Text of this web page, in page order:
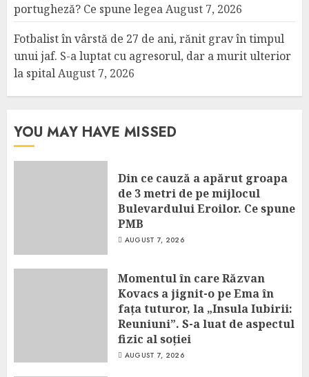
portugheză? Ce spune legeaAugust 7, 2026
Fotbalist în vârstă de 27 de ani, rănit grav în timpul
unui jaf. S-a luptat cu agresorul, dar a murit ulterior
la spitalAugust 7, 2026
YOU MAY HAVE MISSED
Din ce cauză a apărut groapa
de 3 metri de pe mijlocul
Bulevardului Eroilor. Ce spune
PMB
AUGUST 7, 2026
Momentul în care Răzvan
Kovacs a jignit-o pe Ema în
fața tuturor, la „Insula Iubirii:
Reuniuni”. S-a luat de aspectul
fizic al soției
AUGUST 7, 2026